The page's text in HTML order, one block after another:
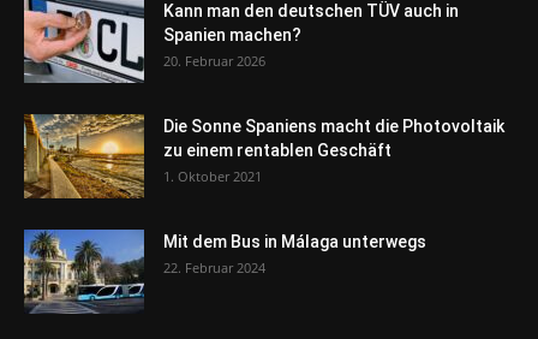
Kann man den deutschen TÜV auch in
Spanien machen?
20. Februar 2026
Die Sonne Spaniens macht die Photovoltaik
zu einem rentablen Geschäft
1. Oktober 2021
Mit dem Bus in Málaga unterwegs
22. Februar 2024